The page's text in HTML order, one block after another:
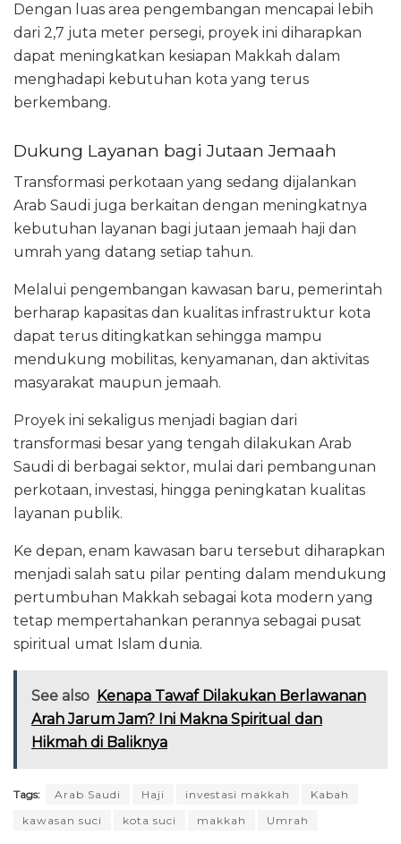
Dengan luas area pengembangan mencapai lebih
dari 2,7 juta meter persegi, proyek ini diharapkan
dapat meningkatkan kesiapan Makkah dalam
menghadapi kebutuhan kota yang terus
berkembang.
Dukung Layanan bagi Jutaan Jemaah
Transformasi perkotaan yang sedang dijalankan
Arab Saudi juga berkaitan dengan meningkatnya
kebutuhan layanan bagi jutaan jemaah haji dan
umrah yang datang setiap tahun.
Melalui pengembangan kawasan baru, pemerintah
berharap kapasitas dan kualitas infrastruktur kota
dapat terus ditingkatkan sehingga mampu
mendukung mobilitas, kenyamanan, dan aktivitas
masyarakat maupun jemaah.
Proyek ini sekaligus menjadi bagian dari
transformasi besar yang tengah dilakukan Arab
Saudi di berbagai sektor, mulai dari pembangunan
perkotaan, investasi, hingga peningkatan kualitas
layanan publik.
Ke depan, enam kawasan baru tersebut diharapkan
menjadi salah satu pilar penting dalam mendukung
pertumbuhan Makkah sebagai kota modern yang
tetap mempertahankan perannya sebagai pusat
spiritual umat Islam dunia.
See also Kenapa Tawaf Dilakukan Berlawanan
Arah Jarum Jam? Ini Makna Spiritual dan
Hikmah di Baliknya
Tags: Arab Saudi Haji investasi makkah
Kabah
kawasan suci
kota suci makkah Umrah